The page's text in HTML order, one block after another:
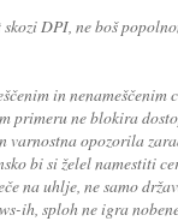
skozi DPI, ne boš
in
primeru ne blokira
varnostna opozorila
bi si želel namestiti
na uhlje, ne samo
ih, sploh ne igra